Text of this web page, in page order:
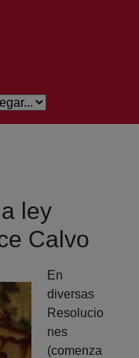
ley
Calvo
En
diversas
Resolucio
nes
(comenza